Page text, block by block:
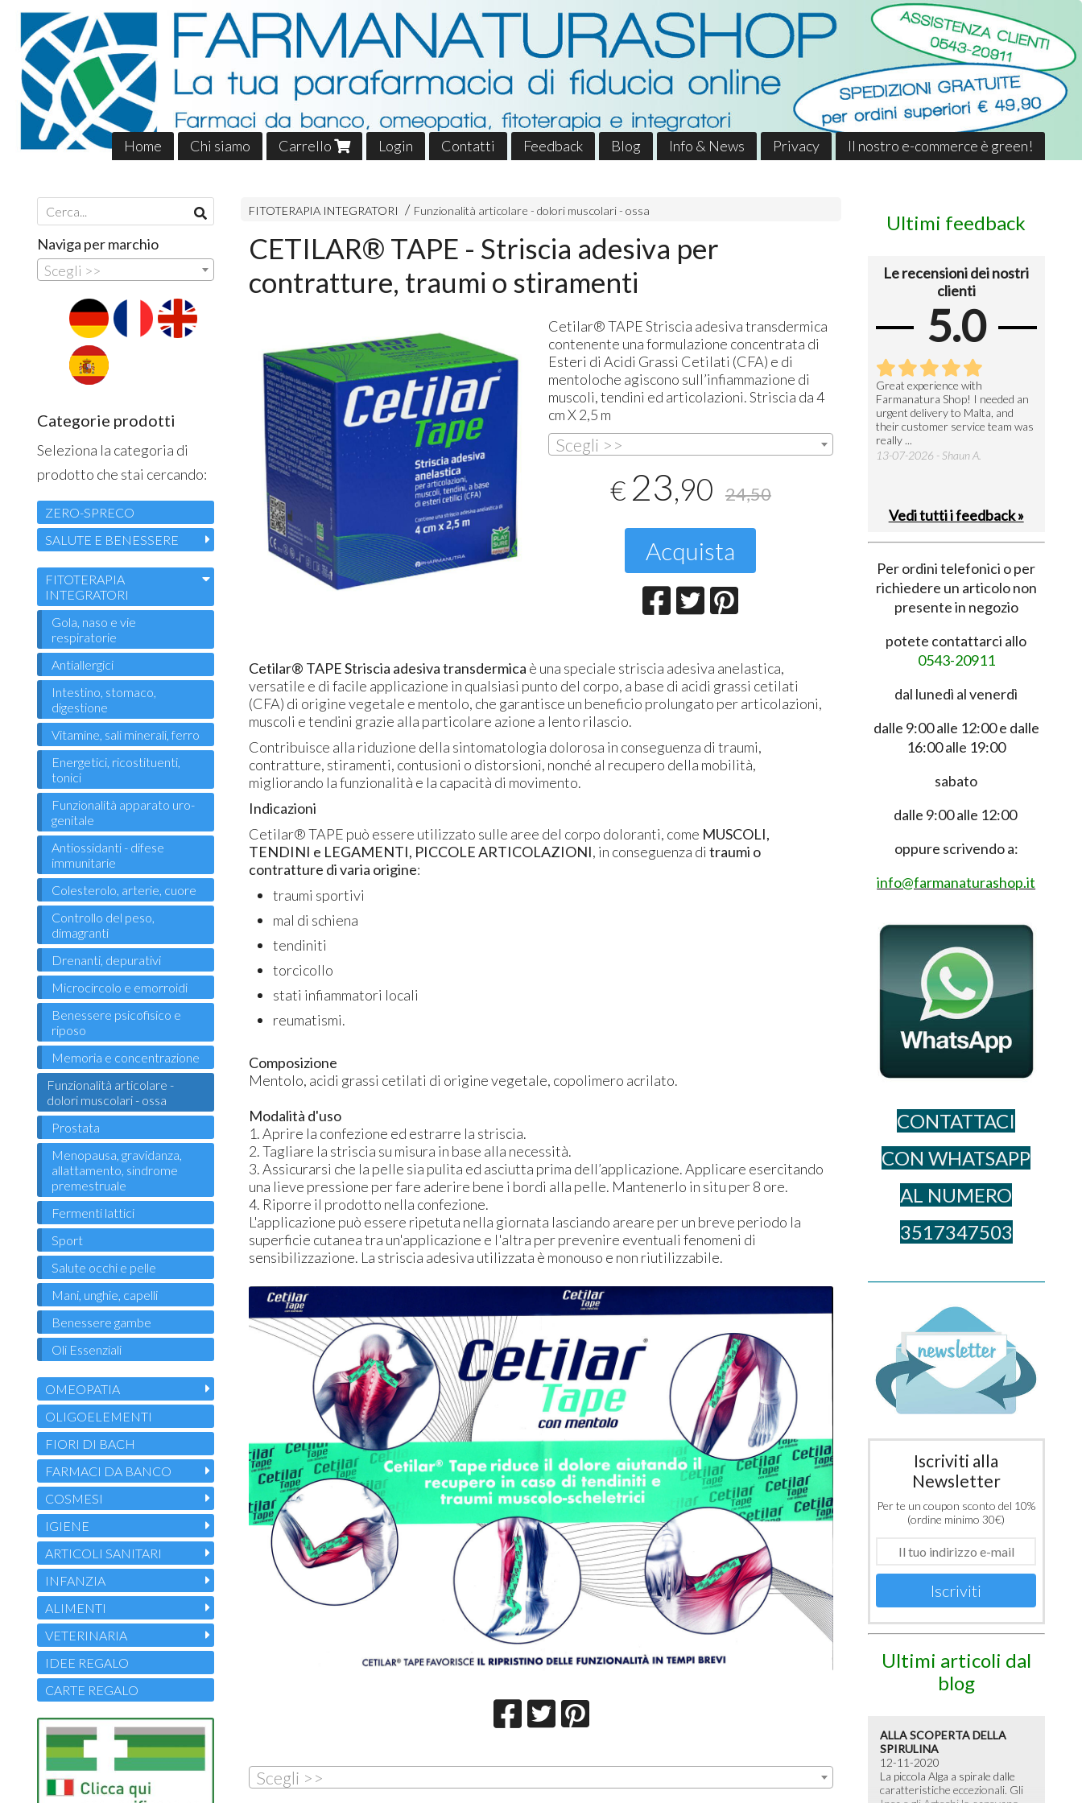
Home Chi siamo Carrello Login Contatti Feedback Blog Info & News Privacy Il nostro e-commerce è green!
FITOTERAPIA INTEGRATORI Funzionalità articolare - dolori muscolari - ossa
CETILAR® TAPE - Striscia adesiva per
contratture, traumi o stiramenti
Cetilar®TAPEStriscia adesiva transdermica
contenente una formulazione concentrata di
Esteri di Acidi Grassi Cetilati (CFA) e di
mentoloche agiscono sull’infiammazione di
muscoli, tendini ed articolazioni. Striscia da 4
cm X 2,5 m
Scegli >>
€ 23,90 24,50
Acquista
Cetilar® TAPE Striscia adesiva transdermica è una speciale striscia adesiva anelastica,
versatile e di facile applicazione in qualsiasi punto del corpo, a base di acidi grassi cetilati
(CFA) di origine vegetale e mentolo, che garantisce un beneficio prolungato per articolazioni,
muscoli e tendini grazie alla particolare azione a lento rilascio.
Contribuisce alla riduzione della sintomatologia dolorosa in conseguenza di traumi,
contratture, stiramenti, contusioni o distorsioni, nonché al recupero della mobilità,
migliorando la funzionalità e la capacità di movimento.
Indicazioni
Cetilar® TAPE può essere utilizzato sulle aree del corpo doloranti, come MUSCOLI,
TENDINI e LEGAMENTI, PICCOLE ARTICOLAZIONI, in conseguenza ditraumi o
contratture di varia origine:
traumi sportivi
mal di schiena
tendiniti
torcicollo
stati infiammatori locali
reumatismi.
Composizione
Mentolo, acidi grassi cetilati di origine vegetale, copolimero acrilato.
Modalità d'uso
1. Aprire la confezione ed estrarre la striscia.
2. Tagliare la striscia su misura in base alla necessità.
3. Assicurarsi che la pelle sia pulita ed asciutta prima dell’applicazione. Applicare esercitando
una lieve pressione per fare aderire bene i bordi alla pelle. Mantenerlo in situ per 8 ore.
4. Riporre il prodotto nella confezione.
L'applicazione può essere ripetuta nella giornata lasciando areare per un breve periodo la
superficie cutanea tra un'applicazione e l'altra per prevenire eventuali fenomeni di
sensibilizzazione. La striscia adesiva utilizzata è monouso e non riutilizzabile.
Scegli >>
Naviga per marchio
Scegli >>
Categorie prodotti
Seleziona la categoria di
prodotto che stai cercando:
ZERO-SPRECO
SALUTE E BENESSERE
FITOTERAPIA
INTEGRATORI
Gola, naso e vie
respiratorie
Antiallergici
Intestino, stomaco,
digestione
Vitamine, sali minerali, ferro
Energetici, ricostituenti,
tonici
Funzionalità apparato uro-
genitale
Antiossidanti - difese
immunitarie
Colesterolo, arterie, cuore
Controllo del peso,
dimagranti
Drenanti, depurativi
Microcircolo e emorroidi
Benessere psicofisico e
riposo
Memoria e concentrazione
Funzionalità articolare -
dolori muscolari - ossa
Prostata
Menopausa, gravidanza,
allattamento, sindrome
premestruale
Fermenti lattici
Sport
Salute occhi e pelle
Mani, unghie, capelli
Benessere gambe
Oli Essenziali
OMEOPATIA
OLIGOELEMENTI
FIORI DI BACH
FARMACI DA BANCO
COSMESI
IGIENE
ARTICOLI SANITARI
INFANZIA
ALIMENTI
VETERINARIA
IDEE REGALO
CARTE REGALO
Ultimi feedback
Le recensioni dei nostri
clienti
5.0
Tutto perfetto
27-07-2026 - Ruggero V.
Great experience with
Farmanatura Shop! I needed an
urgent delivery to Malta, and
their customer service team was
really ...
13-07-2026 - Shaun A.
Vedi tutti i feedback »
Per ordini telefonici o per
richiedere un articolo non
presente in negozio
potete contattarci allo
0543-20911
dal lunedì al venerdì
dalle 9:00 alle 12:00 e dalle
16:00 alle 19:00
sabato
dalle 9:00 alle 12:00
oppure scrivendo a:
info@farmanaturashop.it
CONTATTACI
CON WHATSAPP
AL NUME​RO
3517347503
Iscriviti alla
Newsletter
Per te un coupon sconto del 10%
(ordine minimo 30€)
Iscriviti
Ultimi articoli dal
blog
ALLA SCOPERTA DELLA
SPIRULINA
12-11-2020
La piccola Alga a spirale dalle
caratteristiche eccezionali. Gli